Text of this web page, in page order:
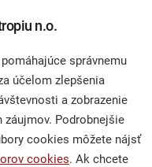
n.o.
správnemu
účelom zlepšenia
a zobrazenie
záujmov. Podrobnejšie
cookies môžete nájsť
cookies. Ak chcete